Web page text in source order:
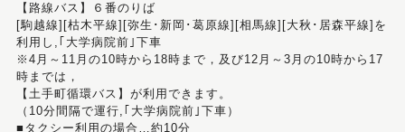
【路線バス】６番のりば
[駒越線][枯木平線][弥生･新岡･葛原線][相馬線][大秋･居森平線]を
利用し,｢大学病院前｣下車
※4月～11月の10時から18時まで，及び12月～3月の10時から17
時までは，
【土手町循環バス】が利用できます。
（10分間隔で運行,｢大学病院前｣下車）
■タクシー利用の場合…約10分